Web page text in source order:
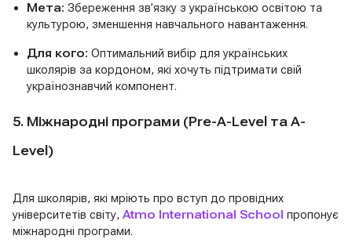
Мета: Збереження зв’язку з українською освітою та
культурою, зменшення навчального навантаження.
Для кого: Оптимальний вибір для українських
школярів за кордоном, які хочуть підтримати свій
українознавчий компонент.
5. Міжнародні програми (Pre-A-Level та A-
Level)
Для школярів, які мріють про вступ до провідних
університетів світу, Atmo International School пропонує
міжнародні програми.